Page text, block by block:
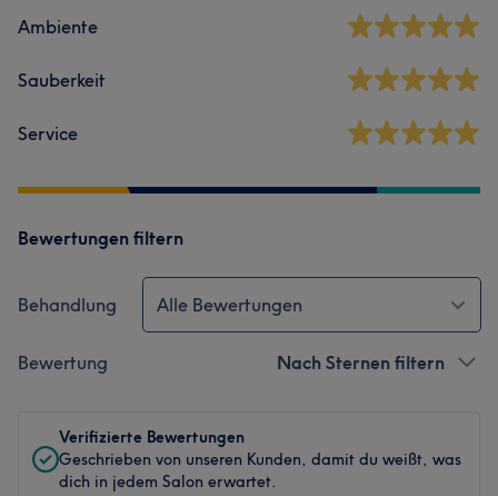
Ambiente
Sauberkeit
Service
Bewertungen filtern
Behandlung Alle Bewertungen
Bewertung Nach Sternen filtern
Verifizierte Bewertungen
Geschrieben von unseren Kunden, damit du weißt, was
dich in jedem Salon erwartet.